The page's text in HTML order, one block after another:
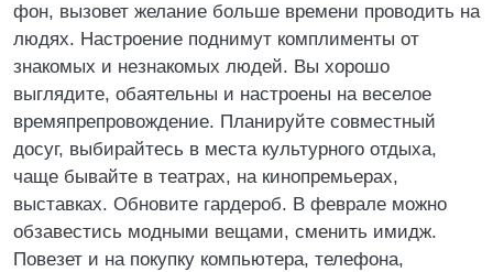
фон, вызовет желание больше времени проводить на
людях. Настроение поднимут комплименты от
знакомых и незнакомых людей. Вы хорошо
выглядите, обаятельны и настроены на веселое
времяпрепровождение. Планируйте совместный
досуг, выбирайтесь в места культурного отдыха,
чаще бывайте в театрах, на кинопремьерах,
выставках. Обновите гардероб. В феврале можно
обзавестись модными вещами, сменить имидж.
Повезет и на покупку компьютера, телефона,